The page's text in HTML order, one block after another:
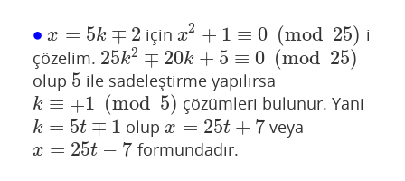
∙
∙ x = 5k ∓ 2
x= 5k ∓2 için x2 + 1 ≡ 0 (mod 25)
x2+1≡ 0 mod 25)
i
çözelim. 25k2 ∓ 20k + 5 ≡ 0 (mod 25)
25k2∓20k+5≡0( mod 25
olup 5
5 ile sadeleştirme yapılırsa
k ≡ ∓1 (mod 5)
k≡∓ 1(mod5) çözümleri bulunur. Yani
k = 5t ∓ 1
k= 5t ∓1 olupx = 25t + 7
x= 25 t+7 veya
x = 25t − 7
x= 25 t−7 formundadır.